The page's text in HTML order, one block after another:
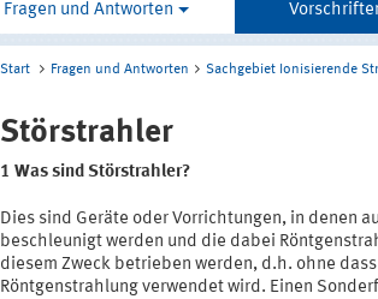
Fragen und Antworten
Start Fragen und Antworten Sachgebiet Ionisierende
Störstrahler
1 Was sind Störstrahler?
Dies sind Geräte oder Vorrichtungen, in denen
beschleunigt werden und die dabei
diesem Zweck betrieben werden, d.h. ohne
Röntgenstrahlung verwendet wird. Einen